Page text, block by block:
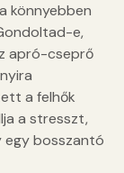
könnyebben
e,
apró-cseprő
a felhők
a stresszt,
egy bosszantó